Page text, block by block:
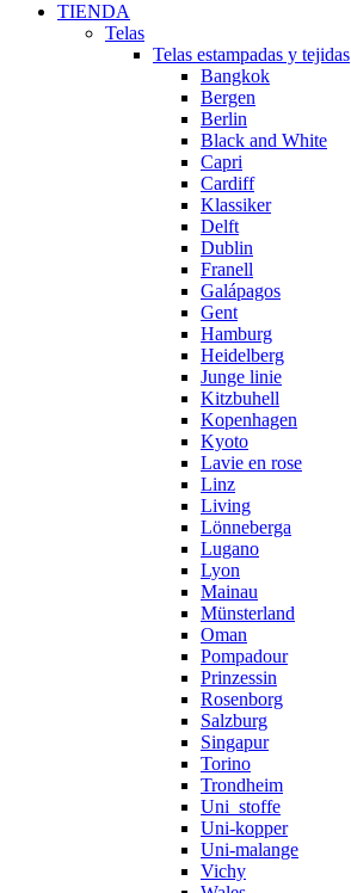
TIENDA
Telas
Telas estampadas y tejidas
Bangkok
Bergen
Berlin
Black and White
Capri
Cardiff
Klassiker
Delft
Dublin
Franell
Galápagos
Gent
Hamburg
Heidelberg
Junge linie
Kitzbuhell
Kopenhagen
Kyoto
Lavie en rose
Linz
Living
Lönneberga
Lugano
Lyon
Mainau
Münsterland
Oman
Pompadour
Prinzessin
Rosenborg
Salzburg
Singapur
Torino
Trondheim
Uni_stoffe
Uni-kopper
Uni-malange
Vichy